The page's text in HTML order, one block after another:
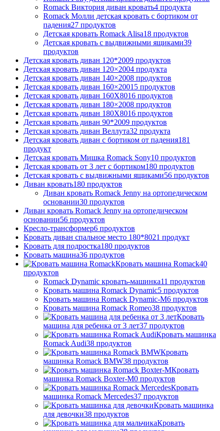
Romack Виктория диван кровать4 продукта
Romack Молли детская кровать с бортиком от
падения27 продуктов
Детская кровать Romack Alisa18 продуктов
Детская кровать с выдвижными ящиками39
продуктов
Детская кровать диван 120*2009 продуктов
Детская кровать диван 120×2004 продукта
Детская кровать диван 140×2008 продуктов
Детская кровать диван 160×20015 продуктов
Детская кровать диван 160Х8016 продуктов
Детская кровать диван 180×2008 продуктов
Детская кровать диван 180Х8016 продуктов
Детская кровать диван 90*2009 продуктов
Детская кровать диван Веллута32 продукта
Детская кровать диван с бортиком от падения181
продукт
Детская кровать Мишка Romack Sony10 продуктов
Детская кровать от 3 лет с бортиком180 продуктов
Детская кровать с выдвижными ящиками56 продуктов
Диван кровать180 продуктов
Диван кровать Romack Jenny на ортопедическом
основании30 продуктов
Диван кровать Romack Jenny на ортопедическом
основании56 продуктов
Кресло-трансформер6 продуктов
Кровать диван спальное место 180*8021 продукт
Кровать для подростка180 продуктов
Кровать машина36 продуктов
Кровать машина Romack40
продуктов
Romack Dynamic кровать-машинка11 продуктов
Кровать машина Romack Dynamic5 продуктов
Кровать машина Romack Dynamic-M6 продуктов
Кровать машина Romack Romeo38 продуктов
Кровать
машина для ребенка от 3 лет37 продуктов
Кровать машинка
Romack Audi38 продуктов
Кровать
машинка Romack BMW38 продуктов
Кровать
машинка Romack Boxter-M0 продуктов
Кровать
машинка Romack Mercedes37 продуктов
Кровать машинка
для девочки38 продуктов
Кровать